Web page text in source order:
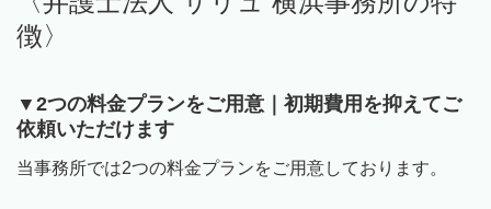
徴〉
▼ 2つの料金プランをご用意｜初期費用を抑えてご
依頼いただけます
当事務所では2つの料金プランをご用意しております。